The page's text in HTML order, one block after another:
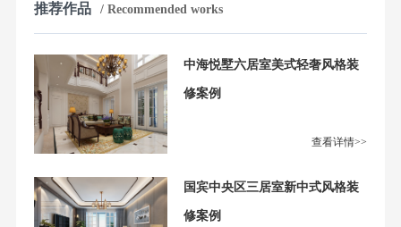
推荐作品 / Recommended works
中海悦墅六居室美式轻奢风格装
修案例
查看详情>>
国宾中央区三居室新中式风格装
修案例